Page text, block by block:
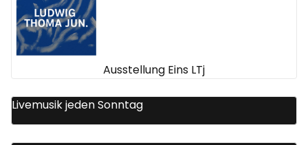
Ausstellung Eins LTj
Livemusik jeden Sonntag